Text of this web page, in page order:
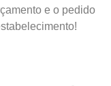
e o pedido